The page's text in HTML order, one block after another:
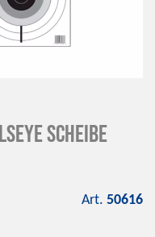
Scheibe
Art. 50616